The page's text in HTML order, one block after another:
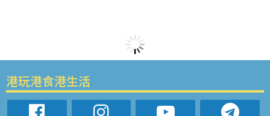
港玩港食港生活